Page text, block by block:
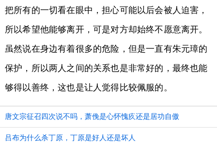
把所有的一切看在眼中，担心可能以后会被人迫害，
所以希望他能够离开，可是对方却始终不愿意离开。
虽然说在身边有着很多的危险，但是一直有朱元璋的
保护，所以两人之间的关系也是非常好的，最终也能
够得以善终，这也是让人觉得比较佩服的。
唐文宗征召四次说不吗，萧俛是心怀愧疚还是居功自傲
吕布为什么杀丁原，丁原是好人还是坏人